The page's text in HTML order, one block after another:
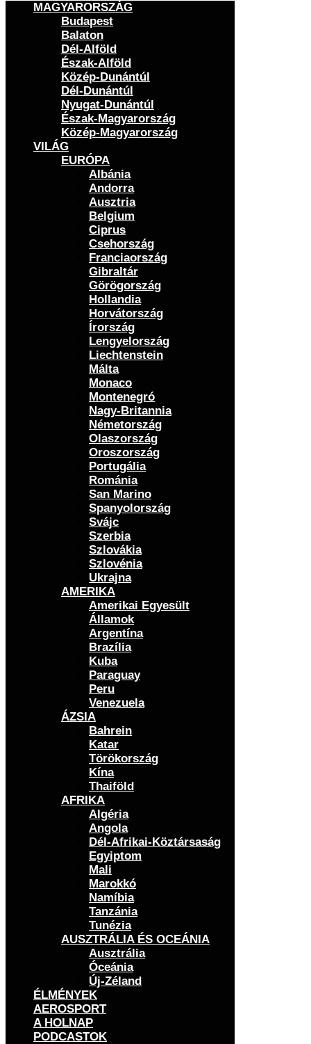
MAGYARORSZÁG
Budapest
Balaton
Dél-Alföld
Észak-Alföld
Közép-Dunántúl
Dél-Dunántúl
Nyugat-Dunántúl
Észak-Magyarország
Közép-Magyarország
VILÁG
EURÓPA
Albánia
Andorra
Ausztria
Belgium
Ciprus
Csehország
Franciaország
Gibraltár
Görögország
Hollandia
Horvátország
Írország
Lengyelország
Liechtenstein
Málta
Monaco
Montenegró
Nagy-Britannia
Németország
Olaszország
Oroszország
Portugália
Románia
San Marino
Spanyolország
Svájc
Szerbia
Szlovákia
Szlovénia
Ukrajna
AMERIKA
Amerikai Egyesült
Államok
Argentína
Brazília
Kuba
Paraguay
Peru
Venezuela
ÁZSIA
Bahrein
Katar
Törökország
Kína
Thaiföld
AFRIKA
Algéria
Angola
Dél-Afrikai-Köztársaság
Egyiptom
Mali
Marokkó
Namíbia
Tanzánia
Tunézia
AUSZTRÁLIA ÉS OCEÁNIA
Ausztrália
Óceánia
Új-Zéland
ÉLMÉNYEK
AEROSPORT
A HOLNAP
PODCASTOK